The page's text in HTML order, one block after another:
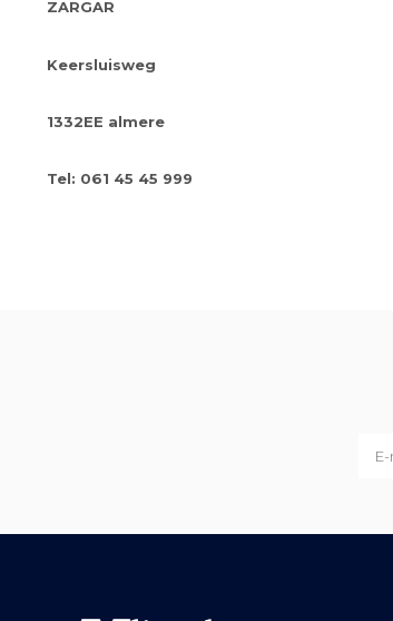
ZARGAR
Keersluisweg
1332EE almere
Tel: 061 45 45 999